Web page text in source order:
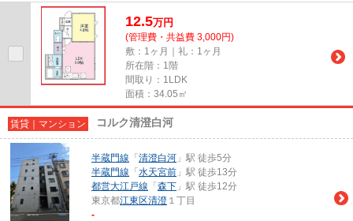
12.5万円
(管理費・共益費 3,000円)
敷：1ヶ月｜礼：1ヶ月
所在階：1階
間取り：1LDK
面積：34.05㎡
賃貸｜マンション コルク清澄白河
半蔵門線 「 清澄白河 」駅 徒歩5分
半蔵門線 「 水天宮前 」駅 徒歩13分
都営大江戸線 「 森下 」駅 徒歩12分
東京都江東区清澄 １丁目
-